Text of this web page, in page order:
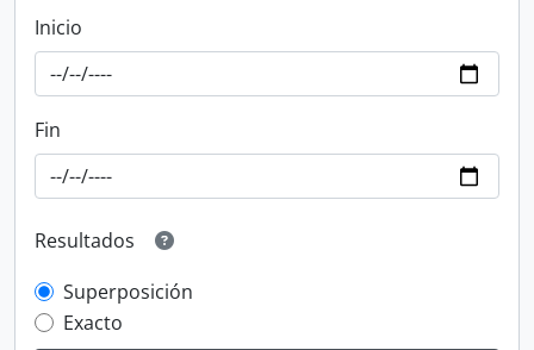
Inicio
Fin
Resultados
Superposición
Exacto